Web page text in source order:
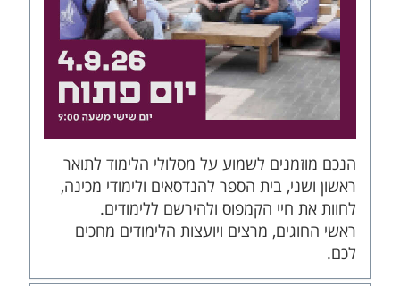
הנכם מוזמנים לשמוע על מסלולי הלימוד לתואר
ראשון ושני, בית הספר להנדסאים ולימודי מכינה,
לחוות את חיי הקמפוס ולהירשם ללימודים.
ראשי החוגים, מרצים ויועצות הלימודים מחכים
לכם.